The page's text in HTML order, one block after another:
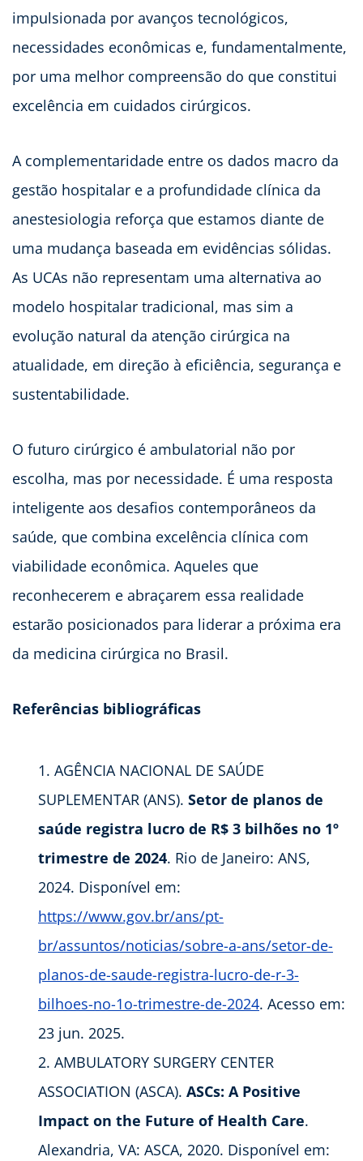
impulsionada por avanços tecnológicos,
necessidades econômicas e, fundamentalmente,
por uma melhor compreensão do que constitui
excelência em cuidados cirúrgicos.
A complementaridade entre os dados macro da
gestão hospitalar e a profundidade clínica da
anestesiologia reforça que estamos diante de
uma mudança baseada em evidências sólidas.
As UCAs não representam uma alternativa ao
modelo hospitalar tradicional, mas sim a
evolução natural da atenção cirúrgica na
atualidade, em direção à eficiência, segurança e
sustentabilidade.
O futuro cirúrgico é ambulatorial não por
escolha, mas por necessidade. É uma resposta
inteligente aos desafios contemporâneos da
saúde, que combina excelência clínica com
viabilidade econômica. Aqueles que
reconhecerem e abraçarem essa realidade
estarão posicionados para liderar a próxima era
da medicina cirúrgica no Brasil.
Referências bibliográficas
AGÊNCIA NACIONAL DE SAÚDE
SUPLEMENTAR (ANS). Setor de planos de
saúde registra lucro de R$ 3 bilhões no 1º
trimestre de 2024. Rio de Janeiro: ANS,
2024. Disponível em:
https://www.gov.br/ans/pt-
br/assuntos/noticias/sobre-a-ans/setor-de-
planos-de-saude-registra-lucro-de-r-3-
bilhoes-no-1o-trimestre-de-2024. Acesso em:
23 jun. 2025.
AMBULATORY SURGERY CENTER
ASSOCIATION (ASCA). ASCs: A Positive
Impact on the Future of Health Care.
Alexandria, VA: ASCA, 2020. Disponível em: